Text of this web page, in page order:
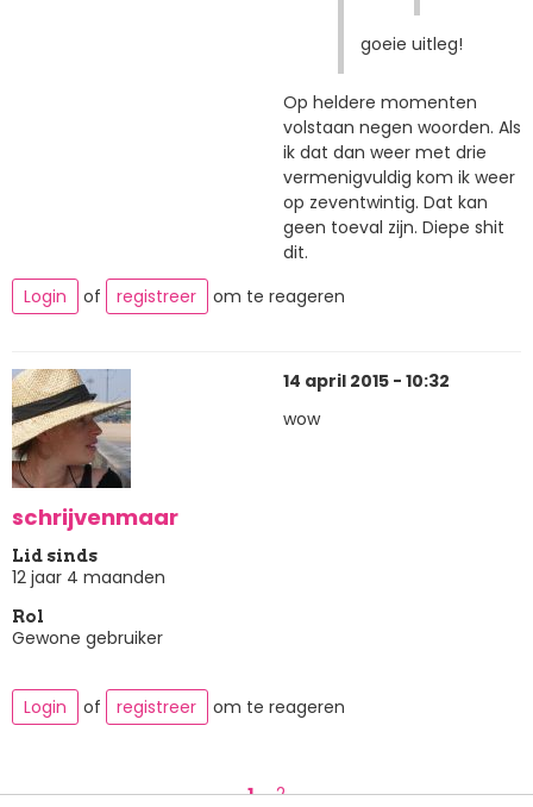
goeie uitleg!
Op heldere momenten
volstaan negen woorden. Als
ik dat dan weer met drie
vermenigvuldig kom ik weer
op zeventwintig. Dat kan
geen toeval zijn. Diepe shit
dit.
Login
of registreer om te reageren
schrijvenmaar
Lid sinds
12 jaar 4 maanden
Rol
Gewone gebruiker
14 april 2015 - 10:32
wow
Login of registreer om te reageren
Huidige
1 Page
2